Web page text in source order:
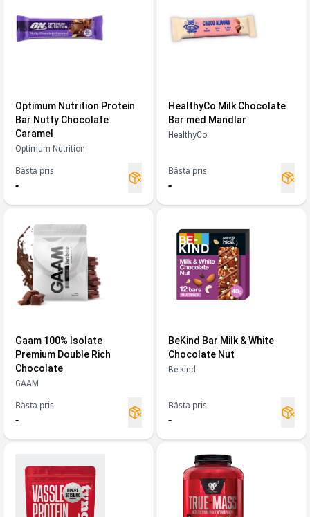
Optimum Nutrition Protein
Bar Nutty Chocolate
Caramel
Optimum Nutrition
Bästa pris
-
HealthyCo Milk Chocolate
Bar med Mandlar
HealthyCo
Bästa pris
-
Gaam 100% Isolate
Premium Double Rich
Chocolate
GAAM
Bästa pris
-
BeKind Bar Milk & White
Chocolate Nut
Be-kind
Bästa pris
-